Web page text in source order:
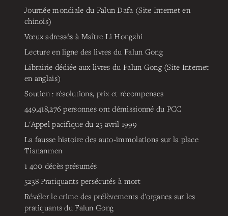
Journée mondiale du Falun Dafa (Site Internet en
chinois)
Vœux adressés à Maître Li Hongzhi
Lecture en ligne des livres du Falun Gong
Librairie dédiée aux livres du Falun Gong (Site Internet
en anglais)
Soutien : résolutions, prix et récompenses
449,418,276 personnes ont démissionné du PCC
L'Appel pacifique du 25 avril 1999
La fausse histoire des auto-immolations sur la place
Tiananmen
1 400 décès présumés
5238 Pratiquants persécutés à mort
Révéler le crime des prélèvements d'organes sur les
pratiquants du Falun Gong